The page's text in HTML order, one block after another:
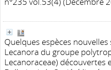
Quelques espèces
Lecanora du groupe
Lecanoraceae) découvertes